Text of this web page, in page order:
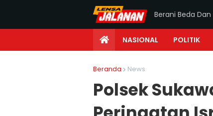
Berani Beda
NASIONAL POLITIK
Beranda News
Polsek